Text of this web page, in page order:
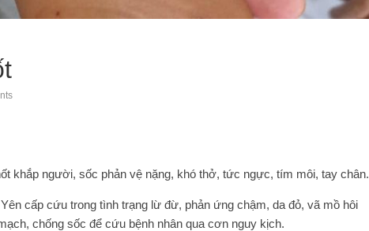
khắp người, sốc phản vệ nặng, khó thở, tức ngực, tím môi, tay chân.
cấp cứu trong tình trạng lừ đừ, phản ứng chậm, da đỏ, vã mồ hôi
chống sốc để cứu bệnh nhân qua cơn nguy kịch.